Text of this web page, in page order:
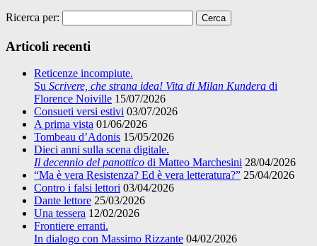
Ricerca per:
Articoli recenti
Reticenze incompiute.
Su Scrivere, che strana idea! Vita di Milan Kundera di
Florence Noiville 15/07/2026
Consueti versi estivi 03/07/2026
A prima vista 01/06/2026
Tombeau d’Adonis 15/05/2026
Dieci anni sulla scena digitale.
Il decennio del panottico di Matteo Marchesini 28/04/2026
“Ma è vera Resistenza? Ed è vera letteratura?” 25/04/2026
Contro i falsi lettori 03/04/2026
Dante lettore 25/03/2026
Una tessera 12/02/2026
Frontiere erranti.
In dialogo con Massimo Rizzante 04/02/2026